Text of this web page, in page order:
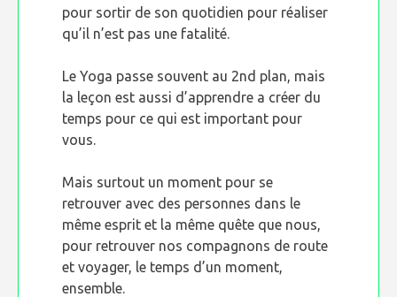
pour sortir de son quotidien pour réaliser
qu’il n’est pas une fatalité.
Le Yoga passe souvent au 2nd plan, mais
la leçon est aussi d’apprendre a créer du
temps pour ce qui est important pour
vous.
Mais surtout un moment pour se
retrouver avec des personnes dans le
même esprit et la même quête que nous,
pour retrouver nos compagnons de route
et voyager, le temps d’un moment,
ensemble.